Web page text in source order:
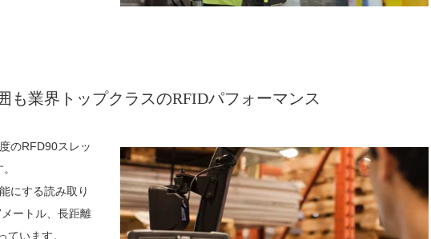
も業界トップクラスのRFIDパフォーマンス
のRFD90スレッ
にする読み取り
ートル、長距離
います。